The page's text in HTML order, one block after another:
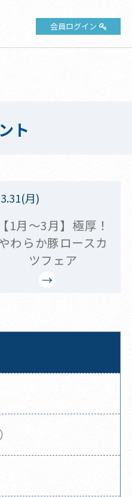
会員ログイン
ト
月)
【1月～3月】極厚！
わらか豚ロースカ
ツフェア